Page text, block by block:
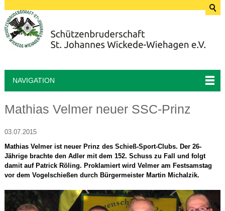
NAVIGATION
Mathias Velmer neuer SSC-Prinz
03.07.2015
Mathias Velmer ist neuer Prinz des Schieß-Sport-Clubs. Der 26-
Jährige brachte den Adler mit dem 152. Schuss zu Fall und folgt
damit auf Patrick Röling. Proklamiert wird Velmer am Festsamstag
vor dem Vogelschießen durch Bürgermeister Martin Michalzik.